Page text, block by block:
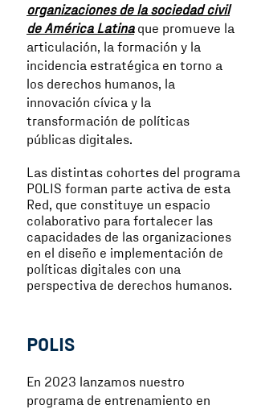
organizaciones de la sociedad civil
de América Latinaque promueve la
articulación, la formación y la
incidencia estratégica en torno a
los derechos humanos, la
innovación cívica y la
transformación de políticas
públicas digitales.
Las distintas cohortes del programa
POLIS forman parte activa de esta
Red, que constituye un espacio
colaborativo para fortalecer las
capacidades de las organizaciones
en el diseño e implementación de
políticas digitales con una
perspectiva de derechos humanos.
POLIS
En 2023 lanzamos nuestro
programa de entrenamiento en